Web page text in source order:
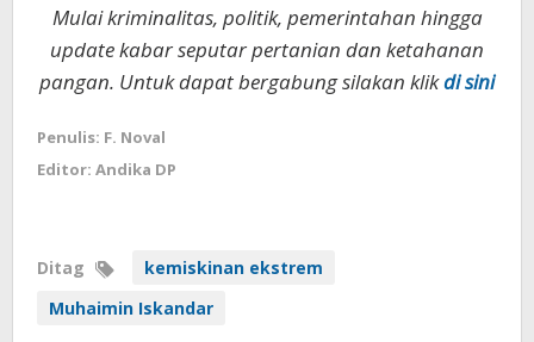
Mulai kriminalitas, politik, pemerintahan hingga
update kabar seputar pertanian dan ketahanan
pangan. Untuk dapat bergabung silakan klikdi sini
Penulis: F. Noval
Editor: Andika DP
Ditag
kemiskinan ekstrem
Muhaimin Iskandar